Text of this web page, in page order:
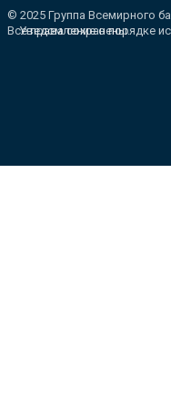
© 2025 Группа Всемирного
Все права сохранены.
Уведомление о порядке